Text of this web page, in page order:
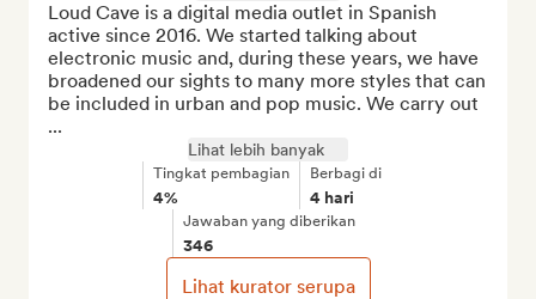
Loud Cave is a digital media outlet in Spanish
active since 2016. We started talking about
electronic music and, during these years, we have
broadened our sights to many more styles that can
be included in urban and pop music. We carry out
...
Lihat lebih banyak
Tingkat pembagian
4%
Berbagi di
4 hari
Jawaban yang diberikan
346
Lihat kurator serupa